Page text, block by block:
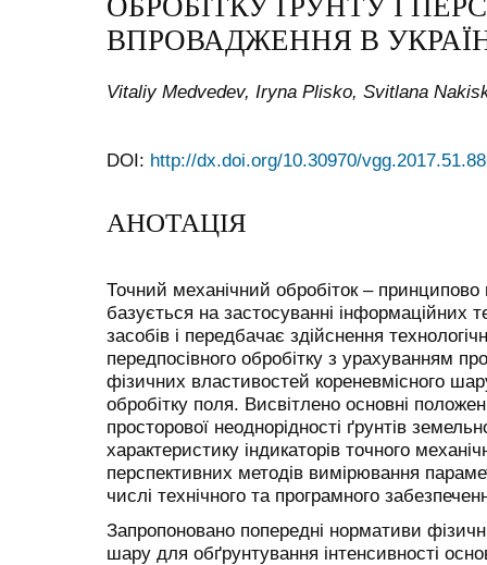
ОБРОБІТКУ ҐРУНТУ І
ВПРОВАДЖЕННЯ В
Vitaliy Medvedev, Iryna Plisko, Svitlana
DOI: http://dx.doi.org/10.30970/
АНОТАЦІЯ
Точний механічний обробіток –
базується на застосуванні інформаційних
засобів і передбачає здійснення
передпосівного обробітку з урахуванням
фізичних властивостей кореневмісного
обробітку поля. Висвітлено основні
просторової неоднорідності ґрунтів
характеристику індикаторів точного
перспективних методів вимірювання
числі технічного та програмного
Запропоновано попередні нормативи
шару для обґрунтування інтенсивності